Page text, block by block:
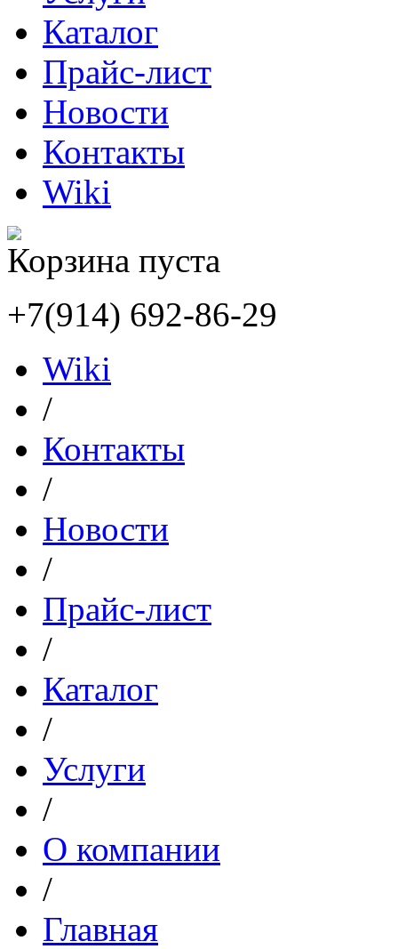
Каталог
Прайс-лист
Новости
Контакты
Wiki
Корзина пуста
+7(914) 692-86-29
Wiki
/
Контакты
/
Новости
/
Прайс-лист
/
Каталог
/
Услуги
/
О компании
/
Главная